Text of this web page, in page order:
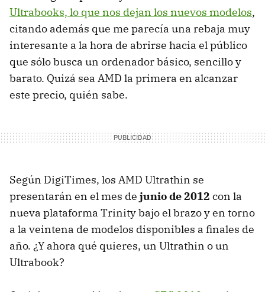
Ultrabooks, lo que nos dejan los nuevos modelos,
citando además que me parecía una rebaja muy
interesante a la hora de abrirse hacia el público
que sólo busca un ordenador básico, sencillo y
barato. Quizá sea AMD la primera en alcanzar
este precio, quién sabe.
Según DigiTimes, los AMD Ultrathin se
presentarán en el mes de junio de 2012 con la
nueva plataforma Trinity bajo el brazo y en torno
a la veintena de modelos disponibles a finales de
año. ¿Y ahora qué quieres, un Ultrathin o un
Ultrabook?